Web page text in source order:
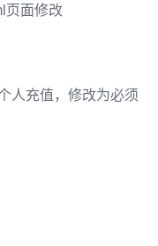
页面修改
人充值，修改为必须